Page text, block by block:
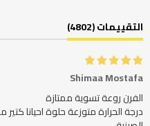
التقييمات (4802)
Shimaa Mostafa
درجة الحرارة متوزعة حلوة احيانا